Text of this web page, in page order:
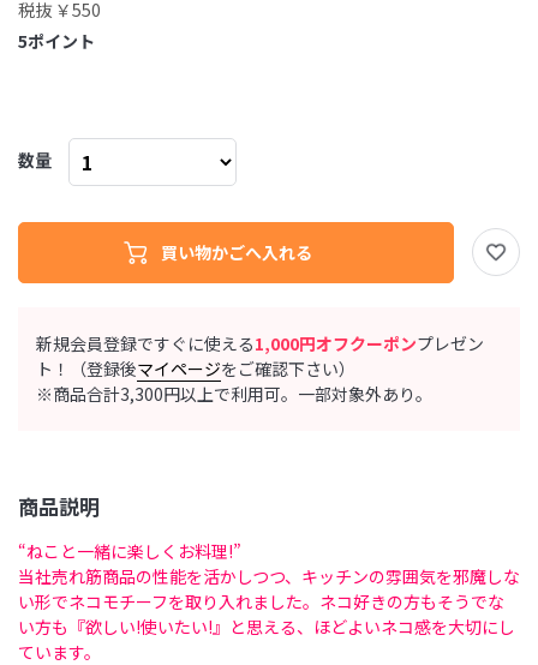
新規会員登録ですぐに使える1,000円オフクーポンプレゼン
ト！（登録後マイページをご確認下さい）
※商品合計3,300円以上で利用可。一部対象外あり。
商品説明
“ねこと一緒に楽しくお料理!”
当社売れ筋商品の性能を活かしつつ、キッチンの雰囲気を邪魔しな
い形でネコモチーフを取り入れました。ネコ好きの方もそうでな
い方も『欲しい!使いたい!』と思える、ほどよいネコ感を大切にし
ています。
税抜 ￥550
ポイント
5
数量